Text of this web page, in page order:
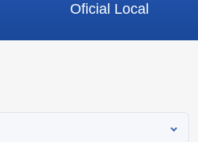
Oficial Local